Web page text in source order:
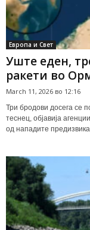
Европа и Свет
Уште еден,
ракети во
March 11, 2026 во 12:16
Три бродови досега се
теснец, објавија
од нападите предизвика